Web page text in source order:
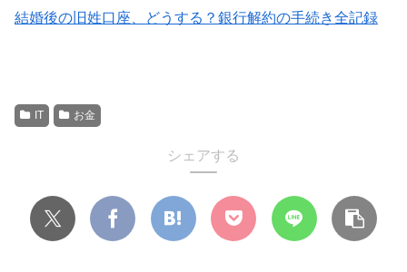
結婚後の旧姓口座、どうする？銀行解約の手続き全記録
IT お金
シェアする